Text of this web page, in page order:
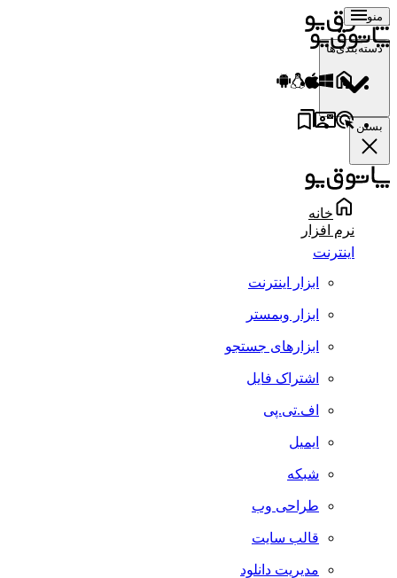
منو
دسته‌بندی‌ها
بستن
خانه
نرم افزار
اینترنت
ابزار اینترنت
ابزار وبمستر
ابزارهای جستجو
اشتراک فایل
اف.تی.پی
ایمیل
شبکه
طراحی وب
قالب سایت
مدیریت دانلود